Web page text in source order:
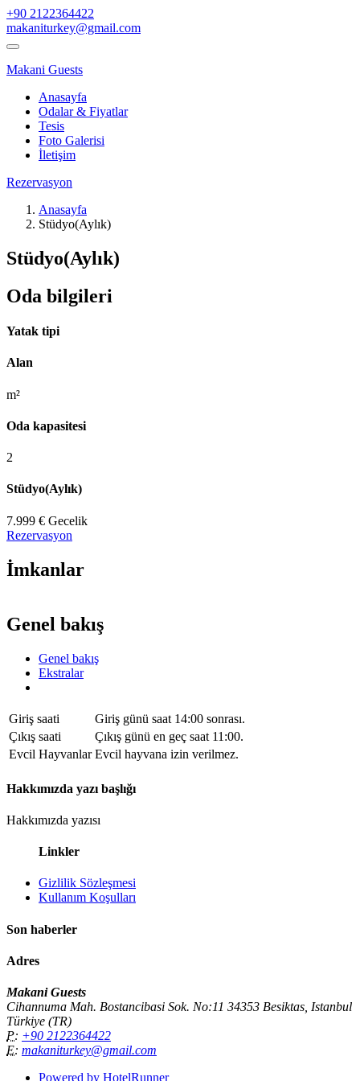
+90 2122364422
makaniturkey@gmail.com
Makani Guests
Anasayfa
Odalar & Fiyatlar
Tesis
Foto Galerisi
İletişim
Rezervasyon
Anasayfa
Stüdyo(Aylık)
Stüdyo(Aylık)
Oda bilgileri
Yatak tipi
Alan
m²
Oda kapasitesi
2
Stüdyo(Aylık)
7.999 € Gecelik
Rezervasyon
İmkanlar
Genel bakış
Genel bakış
Ekstralar
Giriş saati
Giriş günü saat 14:00 sonrası.
Çıkış saati
Çıkış günü en geç saat 11:00.
Evcil Hayvanlar Evcil hayvana izin verilmez.
Hakkımızda yazı başlığı
Hakkımızda yazısı
Linkler
Gizlilik Sözleşmesi
Kullanım Koşulları
Son haberler
Adres
Makani Guests
Cihannuma Mah. Bostancibasi Sok. No:11 34353 Besiktas, Istanbul
Türkiye (TR)
P: +90 2122364422
E: makaniturkey@gmail.com
Powered by HotelRunner